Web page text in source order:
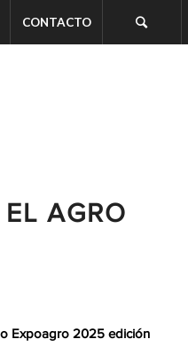
CONTACTO
AGRO
Expoagro 2025 edición